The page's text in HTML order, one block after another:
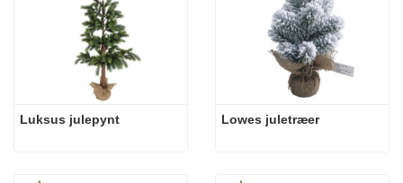
Luksus julepynt Lowes juletræer